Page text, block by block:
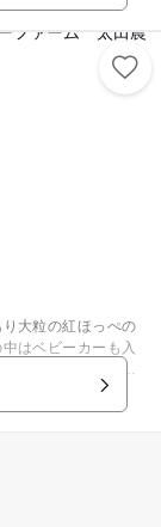
大粒の紅ほっぺの
はベビーカーも入
潔です。だっこや
ますよね。 休憩
楽しめます。お土